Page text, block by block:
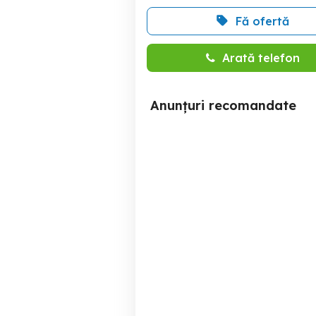
Fă ofertă
Arată telefon
Anunțuri recomandate